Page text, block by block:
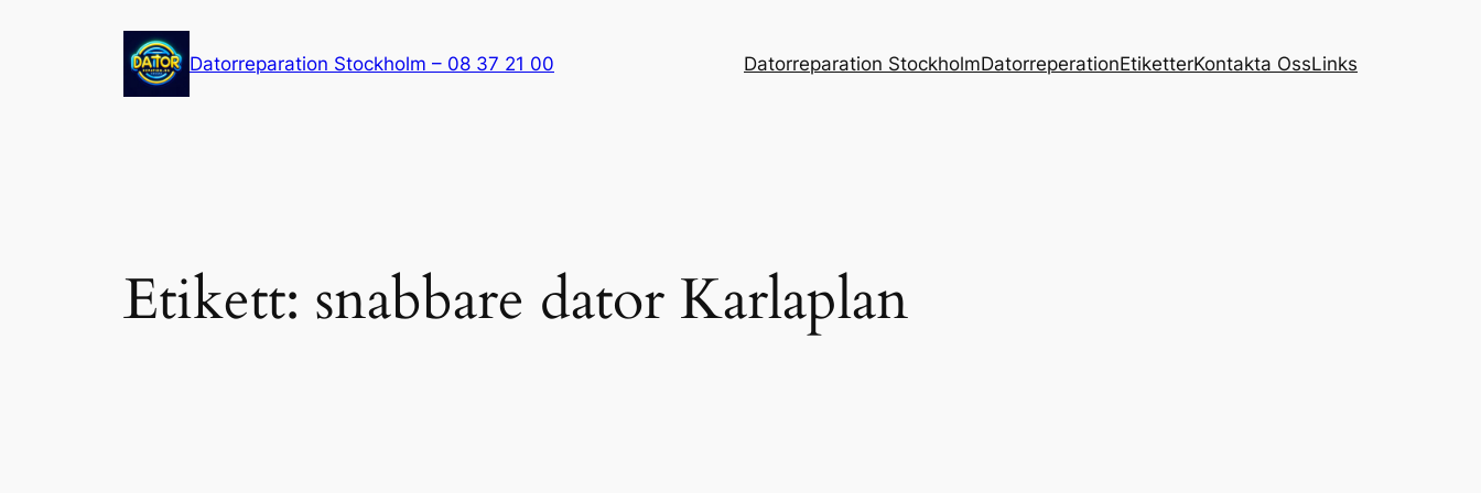
Datorreparation Stockholm – 08 37 21 00 Datorreparation StockholmDatorreperationEtiketterKontakta OssLinks
Etikett: snabbare dator Karlaplan